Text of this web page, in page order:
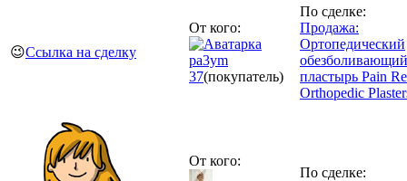
😉Ссылка на сделку
От кого:
pa3ym
37(покупатель)
По сделке:
Продажа:
Ортопедический
обезболивающий
пластырь Pain
Orthopedic
От кого:
По сделке: